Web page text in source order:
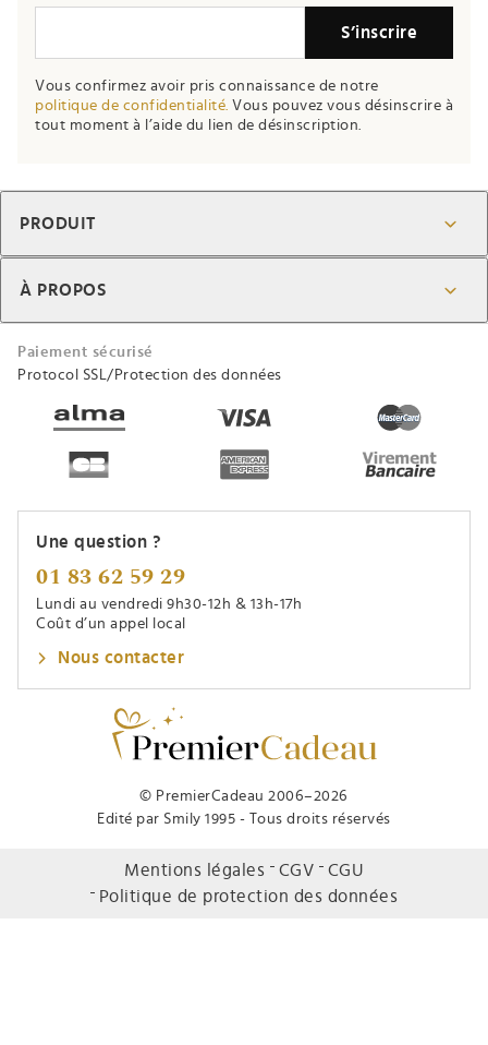
this
field
S’inscrire
Vous confirmez avoir pris connaissance de notre
politique de confidentialité. Vous pouvez vous désinscrire à
tout moment à l’aide du lien de désinscription.
© PremierCadeau 2006–2026
Edité par Smily 1995 - Tous droits réservés
PRODUIT
À PROPOS
Paiement sécurisé
Protocol SSL/Protection des données
Une question ?
01 83 62 59 29
Lundi au vendredi 9h30-12h & 13h-17h
Coût d’un appel local
Nous contacter
Mentions légales CGV
CGU
Politique de protection des données